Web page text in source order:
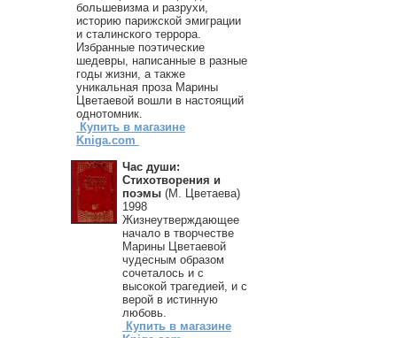
большевизма и разрухи,
историю парижской эмиграции
и сталинского террора.
Избранные поэтические
шедевры, написанные в разные
годы жизни, а также
уникальная проза Марины
Цветаевой вошли в настоящий
однотомник.
Купить в магазине
Kniga.com
Час души:
Стихотворения и
поэмы (М. Цветаева)
1998
Жизнеутверждающее
начало в творчестве
Марины Цветаевой
чудесным образом
сочеталось и с
высокой трагедией, и с
верой в истинную
любовь.
Купить в магазине